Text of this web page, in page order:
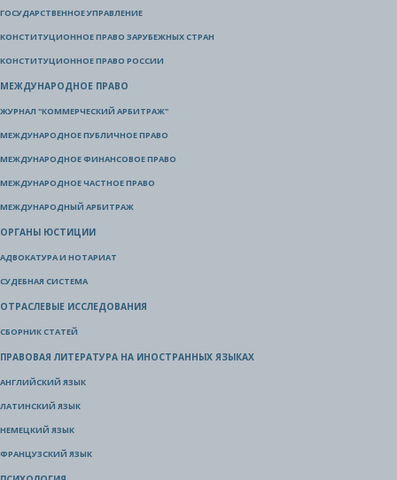
ГОСУДАРСТВЕННОЕ УПРАВЛЕНИЕ
КОНСТИТУЦИОННОЕ ПРАВО ЗАРУБЕЖНЫХ СТРАН
КОНСТИТУЦИОННОЕ ПРАВО РОССИИ
МЕЖДУНАРОДНОЕ ПРАВО
ЖУРНАЛ "КОММЕРЧЕСКИЙ АРБИТРАЖ"
МЕЖДУНАРОДНОЕ ПУБЛИЧНОЕ ПРАВО
МЕЖДУНАРОДНОЕ ФИНАНСОВОЕ ПРАВО
МЕЖДУНАРОДНОЕ ЧАСТНОЕ ПРАВО
МЕЖДУНАРОДНЫЙ АРБИТРАЖ
ОРГАНЫ ЮСТИЦИИ
АДВОКАТУРА И НОТАРИАТ
СУДЕБНАЯ СИСТЕМА
ОТРАСЛЕВЫЕ ИССЛЕДОВАНИЯ
СБОРНИК СТАТЕЙ
ПРАВОВАЯ ЛИТЕРАТУРА НА ИНОСТРАННЫХ ЯЗЫКАХ
АНГЛИЙСКИЙ ЯЗЫК
ЛАТИНСКИЙ ЯЗЫК
НЕМЕЦКИЙ ЯЗЫК
ФРАНЦУЗСКИЙ ЯЗЫК